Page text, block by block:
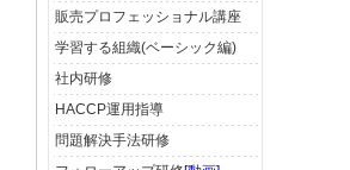
販売プロフェッショナル講座
学習する組織(ベーシック編)
社内研修
HACCP運用指導
問題解決手法研修